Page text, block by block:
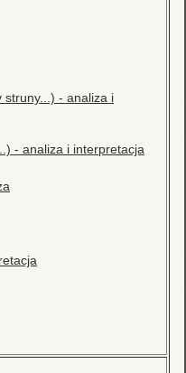
struny...) - analiza i
- analiza i interpretacja